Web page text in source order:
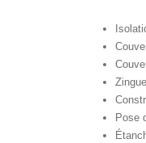
Pose